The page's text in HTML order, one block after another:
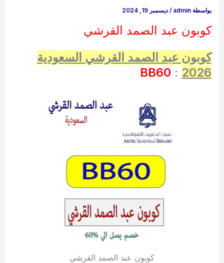
بواسطة admin
/ديسمبر 19, 2024
كوبون عبد الصمد القرشي
كوبون عبد الصمد القرشي السعودية
2026
:
BB60
كوبون عبد الصمد القرشي